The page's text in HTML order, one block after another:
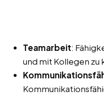
Teamarbeit:
und mit Kollegen zu